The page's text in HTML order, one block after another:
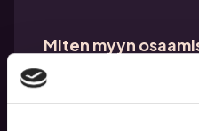
Miten myyn